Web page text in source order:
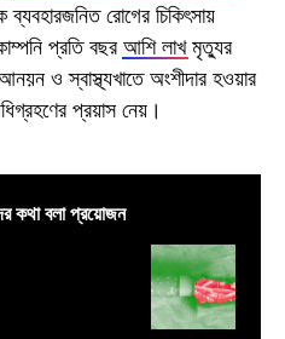
রোগের চিকিৎসায়
প্রতি বছরআশি লাখমৃত্যুর
ও স্বাস্থ্যখাতে অংশীদার হওয়ার
প্রয়াস নেয়।
কথা বলা প্রয়োজন